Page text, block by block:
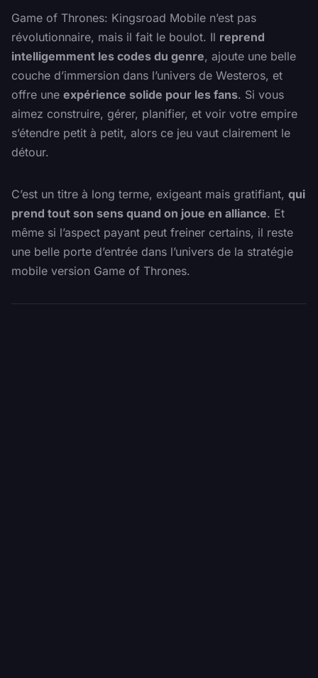
Game of Thrones: Kingsroad Mobile n’est pas
révolutionnaire, mais il fait le boulot. Il reprend
intelligemment les codes du genre, ajoute une belle
couche d’immersion dans l’univers de Westeros, et
offre une expérience solide pour les fans. Si vous
aimez construire, gérer, planifier, et voir votre empire
s’étendre petit à petit, alors ce jeu vaut clairement le
détour.
C’est un titre à long terme, exigeant mais gratifiant, qui
prend tout son sens quand on joue en alliance. Et
même si l’aspect payant peut freiner certains, il reste
une belle porte d’entrée dans l’univers de la stratégie
mobile version Game of Thrones.